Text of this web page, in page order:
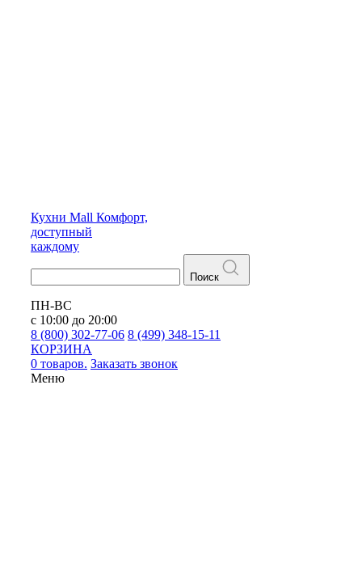
Кухни Mall Комфорт,
доступный
каждому
Поиск
ПН-ВС
с 10:00 до 20:00
8 (800) 302-77-06 8 (499) 348-15-11
КОРЗИНА
0 товаров. Заказать звонок
Меню